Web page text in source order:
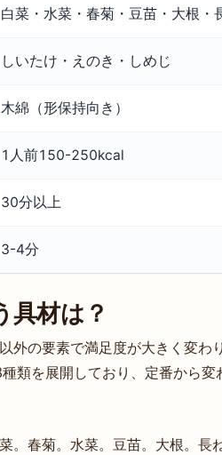
白菜・水菜・春菊・豆苗・大根・
しいたけ・えのき・しめじ
木綿（形保持向き）
1人前150-250kcal
30分以上
3-4分
具材は？
外の要素で満足度が大きく変わ
類を展開しており、定番から
。春菊。水菜。豆苗。大根。長